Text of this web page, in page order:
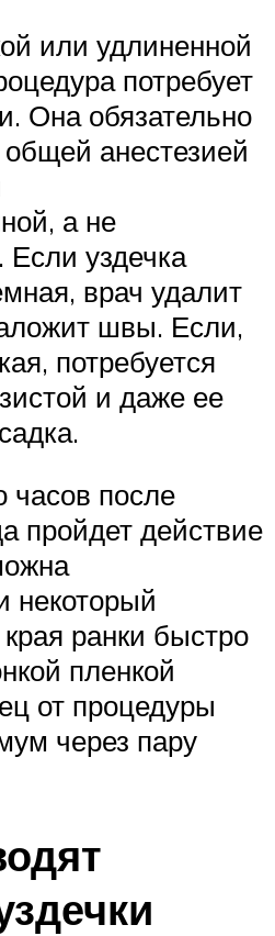
или удлиненной
потребует
Она обязательно
анестезией
а не
Если уздечка
врач удалит
швы. Если,
потребуется
и даже ее
часов после
пройдет действие
некоторый
ранки быстро
пленкой
от процедуры
через пару